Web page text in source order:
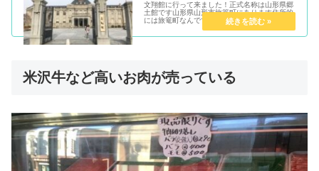
文翔館に行って来ました！正式名称は山形県郷
土館です山形県山形市旅篭町にあります住所的
には旅篭町なんですけど、山形市民的には七日
町の1番奥にあるというイメージです...
米沢牛など高いお肉が売っている